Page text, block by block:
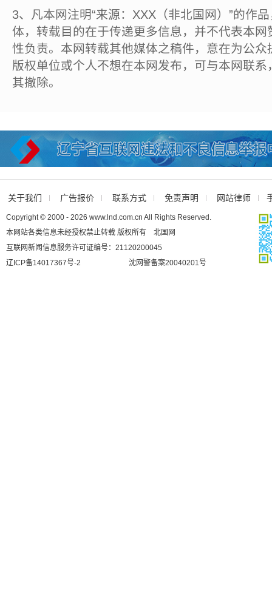
3、凡本网注明“来源：XXX（非北国网）”的作
体，转载目的在于传递更多信息，并不代表本
性负责。本网转载其他媒体之稿件，意在为公
版权单位或个人不想在本网发布，可与本网联
其撤除。
关于我们 广告报价 联系方式 免责声明 网站律师
Copyright © 2000 - 2026 www.lnd.com.cn All Rights Reserved.
本网站各类信息未经授权禁止转载 版权所有 北国网
互联网新闻信息服务许可证编号：21120200045
辽ICP备14017367号-2
沈网警备案20040201号